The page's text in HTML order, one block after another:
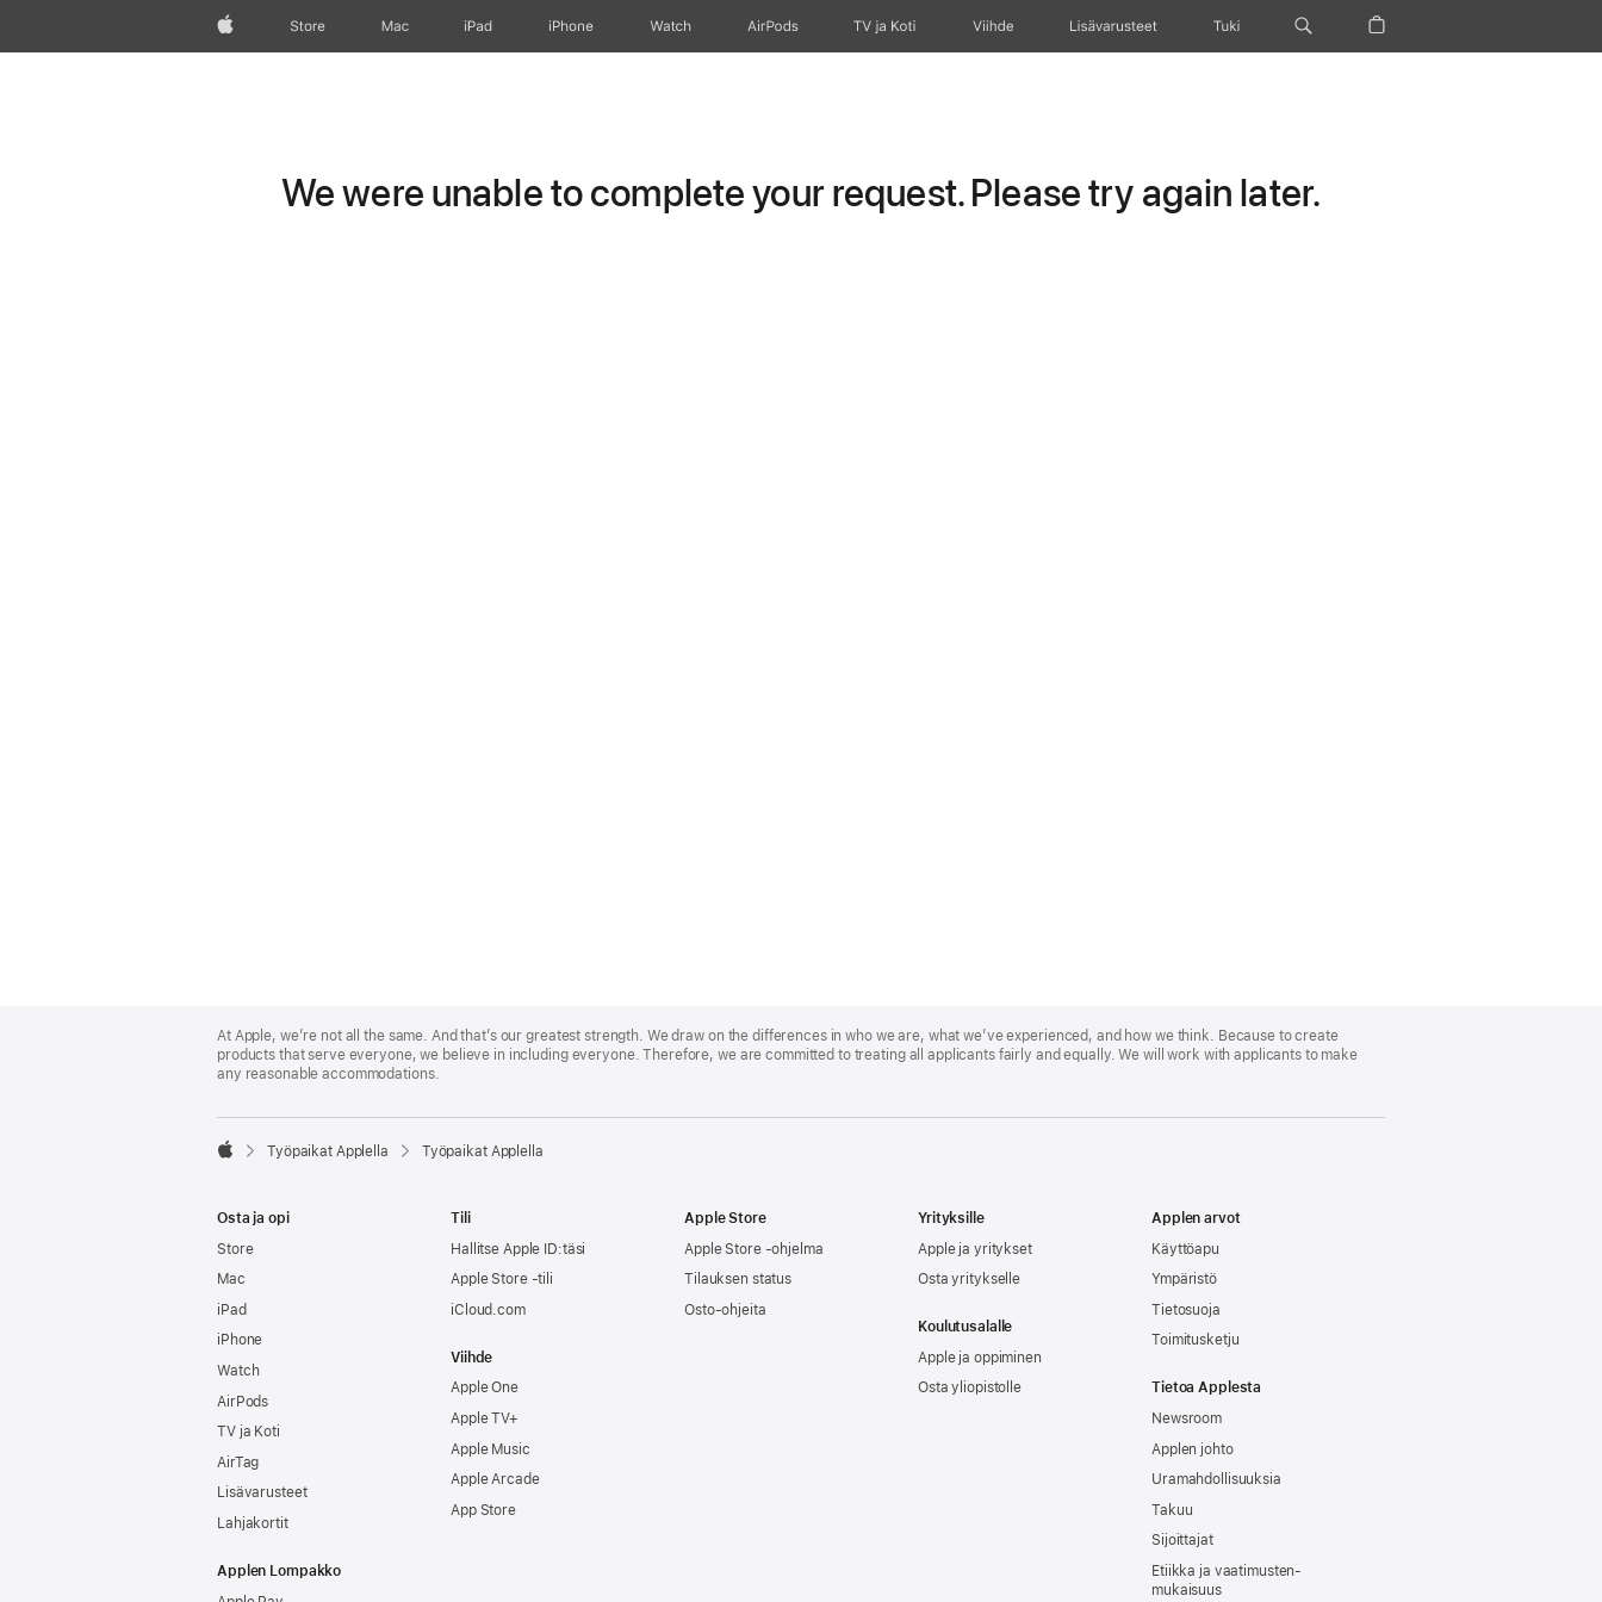
Apple Store Mac iPad iPhone Watch AirPods TV ja Koti Viihde Lisävarusteet Tuki
We were unable to complete your request. Please try again later.
Footer
At Apple, we’re not all the same. And that’s our greatest strength. We draw on the differences in who we are, what we’ve experienced, and how we think. Because to create
products that serve everyone, we believe in including everyone. Therefore, we are committed to treating all applicants fairly and equally. We will work with applicants to make
any reasonable accommodations.

Työpaikat Applella Työpaikat Applella
Osta ja opi
Store
Mac
iPad
iPhone
Watch
AirPods
TV ja Koti
AirTag
Lisävarusteet
Lahjakortit
Applen Lompakko
Tili
Hallitse Apple ID:täsi
Apple Store -tili
iCloud.com
Viihde
Apple One
Apple TV+
Apple Music
Apple Arcade
App Store
Apple Store
Apple Store -ohjelma
Tilauksen status
Osto-ohjeita
Yrityksille
Apple ja yritykset
Osta yritykselle
Koulutusalalle
Apple ja oppiminen
Osta yliopistolle
Applen arvot
Käyttöapu
Ympäristö
Tietosuoja
Toimitusketju
Tietoa Applesta
Newsroom
Applen johto
Uramahdollisuuksia
Takuu
Sijoittajat
Etiikka ja vaatimusten­
mukaisuus